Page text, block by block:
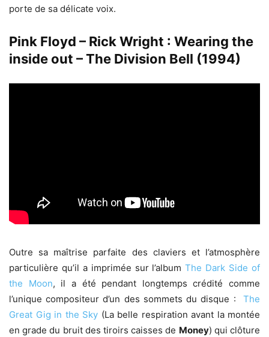
porte de sa délicate voix.
Pink Floyd – Rick Wright : Wearing the
inside out – The Division Bell (1994)
Outre sa maîtrise parfaite des claviers et l’atmosphère
particulière qu’il a imprimée sur l’albumThe Dark Side of
the Moon, il a été pendant longtemps crédité comme
l’unique compositeur d’un des sommets du disque : The
Great Gig in the Sky (La belle respiration avant la montée
en grade du bruit des tiroirs caisses de Money) qui clôture